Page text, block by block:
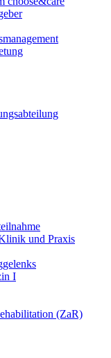
und Praxis
I
(ZaR)